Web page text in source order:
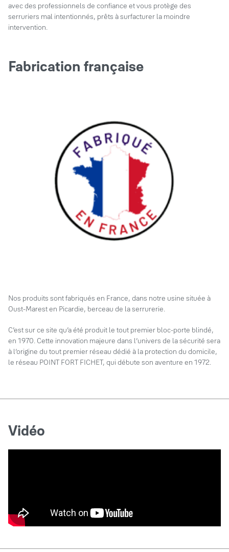
avec des professionnels de confiance et vous protège des
serruriers mal intentionnés, prêts à surfacturer la moindre
intervention.
Fabrication française
Nos produits sont fabriqués en France, dans notre usine située à
Oust-Marest en Picardie, berceau de la serrurerie.
C’est sur ce site qu’a été produit le tout premier bloc-porte blindé,
en 1970. Cette innovation majeure dans l’univers de la sécurité sera
à l’origine du tout premier réseau dédié à la protection du domicile,
le réseau POINT FORT FICHET, qui débute son aventure en 1972.
Vidéo